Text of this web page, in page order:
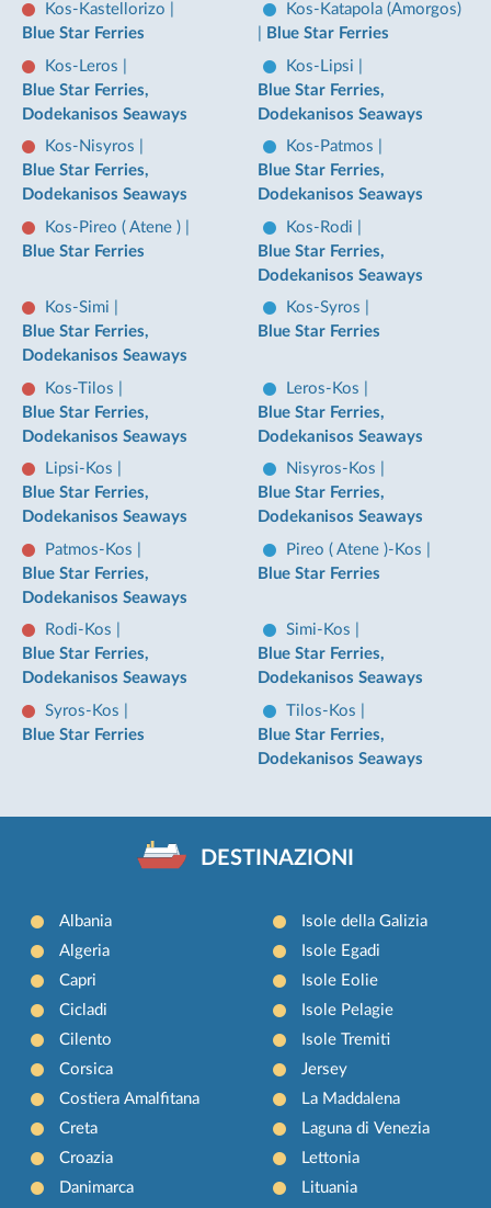
Kos-Kastellorizo
Blue Star Ferries
Kos-Katapola (Amorgos)
Blue Star Ferries
Kos-Leros
Blue Star Ferries,
Dodekanisos Seaways
Kos-Lipsi
Blue Star Ferries,
Dodekanisos Seaways
Kos-Nisyros
Blue Star Ferries,
Dodekanisos Seaways
Kos-Patmos
Blue Star Ferries,
Dodekanisos Seaways
Kos-Pireo ( Atene )
Blue Star Ferries
Kos-Rodi
Blue Star Ferries,
Dodekanisos Seaways
Kos-Simi
Blue Star Ferries,
Dodekanisos Seaways
Kos-Syros
Blue Star Ferries
Kos-Tilos
Blue Star Ferries,
Dodekanisos Seaways
Leros-Kos
Blue Star Ferries,
Dodekanisos Seaways
Lipsi-Kos
Blue Star Ferries,
Dodekanisos Seaways
Nisyros-Kos
Blue Star Ferries,
Dodekanisos Seaways
Patmos-Kos
Blue Star Ferries,
Dodekanisos Seaways
Pireo ( Atene )-Kos
Blue Star Ferries
Rodi-Kos
Blue Star Ferries,
Dodekanisos Seaways
Simi-Kos
Blue Star Ferries,
Dodekanisos Seaways
Syros-Kos
Blue Star Ferries
Tilos-Kos
Blue Star Ferries,
Dodekanisos Seaways
DESTINAZIONI
Albania
Algeria
Capri
Cicladi
Cilento
Corsica
Costiera Amalfitana
Creta
Croazia
Danimarca
Isole della Galizia
Isole Egadi
Isole Eolie
Isole Pelagie
Isole Tremiti
Jersey
La Maddalena
Laguna di Venezia
Lettonia
Lituania